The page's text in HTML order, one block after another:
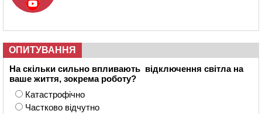
ОПИТУВАННЯ
На скільки сильно впливають відключення світла на
ваше життя, зокрема роботу?
Катастрофічно
Частково відчутно